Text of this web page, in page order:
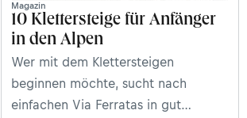
Magazin
10 Klettersteige für Anfänger
in den Alpen
Wer mit dem Klettersteigen
beginnen möchte, sucht nach
einfachen Via Ferratas in gut